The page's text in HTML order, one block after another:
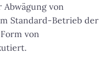
Abwägung von
Standard-Betrieb der
von